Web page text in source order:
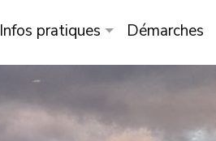
Infos pratiques Démarches